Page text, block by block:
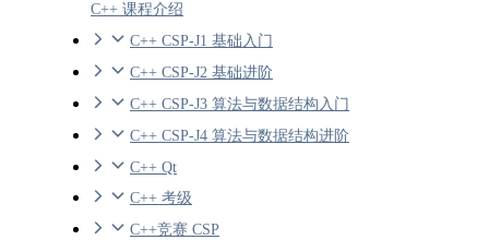
C++ 课程介绍
C++ CSP-J1 基础入门
C++ CSP-J2 基础进阶
C++ CSP-J3 算法与数据结构入门
C++ CSP-J4 算法与数据结构进阶
C++ Qt
C++ 考级
C++竞赛 CSP